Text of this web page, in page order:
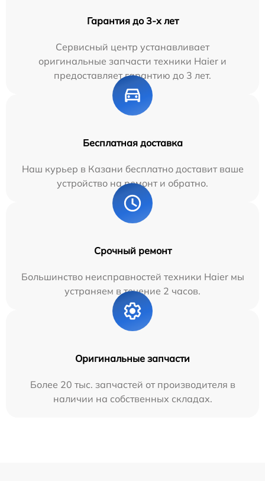
Гарантия до 3-х лет
Сервисный центр устанавливает
оригинальные запчасти техники Haier и
предоставляет гарантию до 3 лет.
Бесплатная доставка
Наш курьер в Казани бесплатно доставит ваше
устройство на ремонт и обратно.
Срочный ремонт
Большинство неисправностей техники Haier мы
устраняем в течение 2 часов.
Оригинальные запчасти
Более 20 тыс. запчастей от производителя в
наличии на собственных складах.